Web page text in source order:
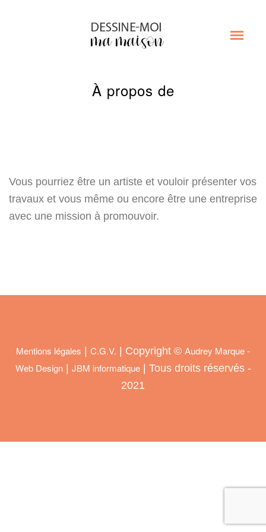
À propos de
Vous pourriez être un artiste et vouloir présenter vos
travaux et vous même ou encore être une entreprise
avec une mission à promouvoir.
Mentions légales C.G.V. | Copyright © Audrey Marque -
Web Design| JBM informatique| Tous droits réservés -
2021